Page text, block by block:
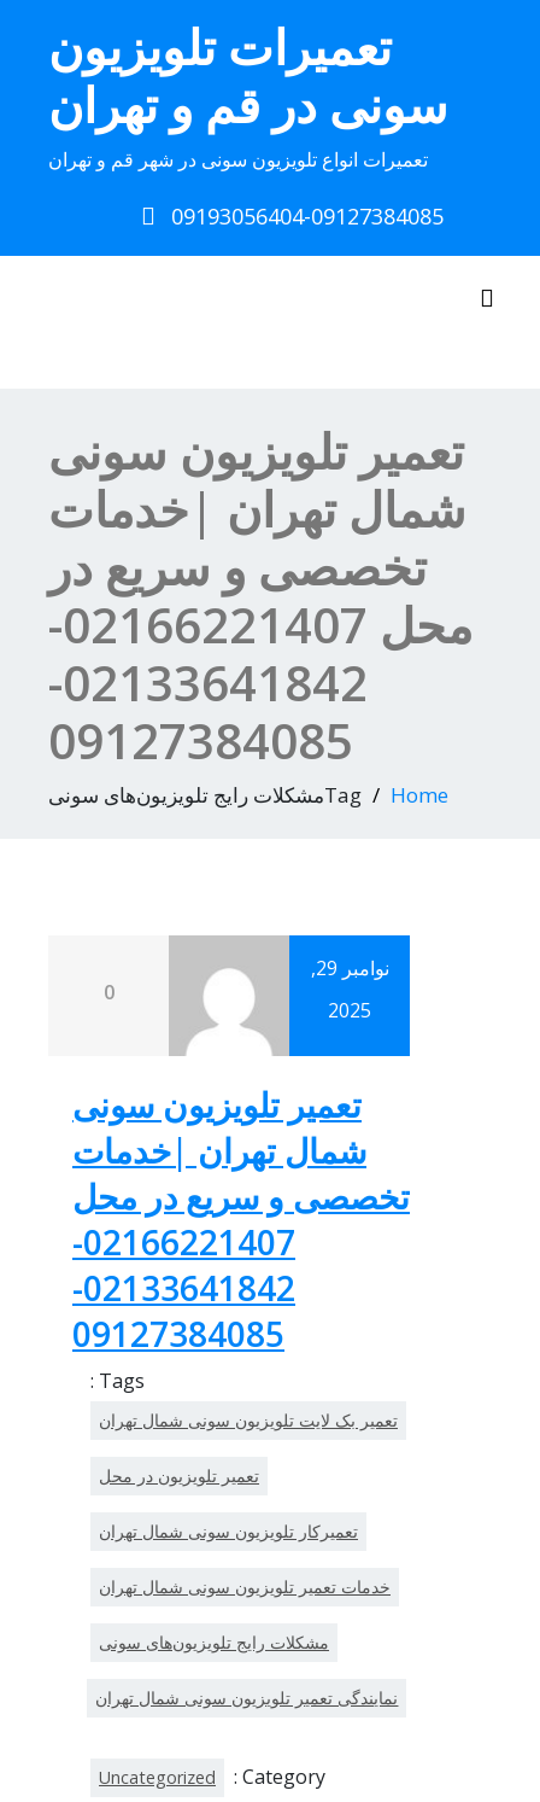
تعمیرات تلویزیون
سونی در قم و تهران
تعمیرات انواع تلویزیون سونی در شهر قم و تهران
09193056404-09127384085
Toggle navigation
تعمیر تلویزیون سونی
شمال تهران |خدمات
تخصصی و سریع در
محل 02166221407-
02133641842-
09127384085
Home Tagمشکلات رایج تلویزیون‌های سونی
نوامبر 29,
2025
0
تعمیر تلویزیون سونی
شمال تهران |خدمات
تخصصی و سریع در محل
02166221407-
02133641842-
09127384085
Tags :
تعمیر بک لایت تلویزیون سونی شمال تهران
تعمیر تلویزیون در محل
تعمیرکار تلویزیون سونی شمال تهران
خدمات تعمیر تلویزیون سونی شمال تهران
مشکلات رایج تلویزیون‌های سونی
نمایندگی تعمیر تلویزیون سونی شمال تهران
Category :
Uncategorized